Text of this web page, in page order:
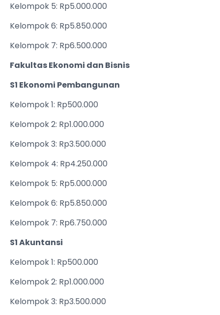
Kelompok 5: Rp5.000.000
Kelompok 6: Rp5.850.000
Kelompok 7: Rp6.500.000
Fakultas Ekonomi dan Bisnis
S1 Ekonomi Pembangunan
Kelompok 1: Rp500.000
Kelompok 2: Rp1.000.000
Kelompok 3: Rp3.500.000
Kelompok 4: Rp4.250.000
Kelompok 5: Rp5.000.000
Kelompok 6: Rp5.850.000
Kelompok 7: Rp6.750.000
S1 Akuntansi
Kelompok 1: Rp500.000
Kelompok 2: Rp1.000.000
Kelompok 3: Rp3.500.000